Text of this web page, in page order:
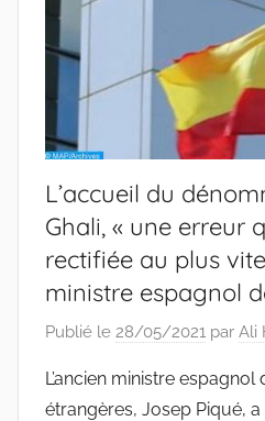
L’accueil du
Ghali, « une erreur
rectifiée au plus
ministre espagnol
Publié le 28/05/2021 par Ali
L’ancien ministre espagnol
étrangères, Josep Piqué,